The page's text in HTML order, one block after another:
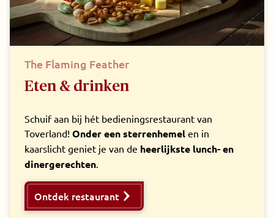
The Flaming Feather
Eten & drinken
Schuif aan bij hét bedieningsrestaurant van
Toverland! Onder een sterrenhemel en in
kaarslicht geniet je van de heerlijkste lunch- en
dinergerechten
Ontdek restaurant